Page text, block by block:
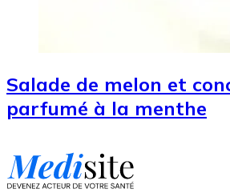
Salade de melon et
parfumé à la menthe